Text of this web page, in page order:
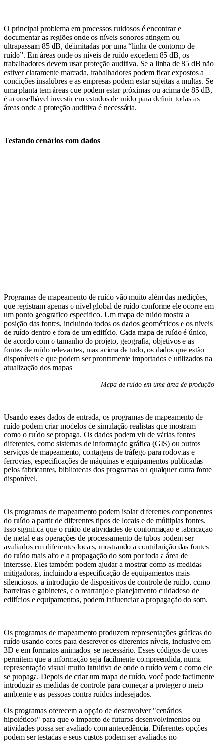
O principal problema em processos ruidosos é encontrar e
documentar as regiões onde os níveis sonoros atingem ou
ultrapassam 85 dB, delimitadas por uma “linha de contorno de
ruído”. Em áreas onde os níveis de ruído excedem 85 dB, os
trabalhadores devem usar proteção auditiva. Se a linha de 85 dB não
estiver claramente marcada, trabalhadores podem ficar expostos a
condições insalubres e as empresas podem estar sujeitas a multas. Se
uma planta tem áreas que podem estar próximas ou acima de 85 dB,
é aconselhável investir em estudos de ruído para definir todas as
áreas onde a proteção auditiva é necessária.
Testando cenários com dados
Programas de mapeamento de ruído vão muito além das medições,
que registram apenas o nível global de ruído conforme ele ocorre em
um ponto geográfico específico. Um mapa de ruído mostra a
posição das fontes, incluindo todos os dados geométricos e os níveis
de ruído dentro e fora de um edifício. Cada mapa de ruído é único,
de acordo com o tamanho do projeto, geografia, objetivos e as
fontes de ruído relevantes, mas acima de tudo, os dados que estão
disponíveis e que podem ser prontamente importados e utilizados na
atualização dos mapas.
Mapa de ruído em uma área de produção
Usando esses dados de entrada, os programas de mapeamento de
ruído podem criar modelos de simulação realistas que mostram
como o ruído se propaga. Os dados podem vir de várias fontes
diferentes, como sistemas de informação gráfica (GIS) ou outros
serviços de mapeamento, contagens de tráfego para rodovias e
ferrovias, especificações de máquinas e equipamentos publicadas
pelos fabricantes, bibliotecas dos programas ou qualquer outra fonte
disponível.
Os programas de mapeamento podem isolar diferentes componentes
do ruído a partir de diferentes tipos de locais e de múltiplas fontes.
Isso significa que o ruído de atividades de conformação e fabricação
de metal e as operações de processamento de tubos podem ser
avaliados em diferentes locais, mostrando a contribuição das fontes
do ruído mais alto e a propagação do som por toda a área de
interesse. Eles também podem ajudar a mostrar como as medidas
mitigadoras, incluindo a especificação de equipamentos mais
silenciosos, a introdução de dispositivos de controle de ruído, como
barreiras e gabinetes, e o rearranjo e planejamento cuidadoso de
edifícios e equipamentos, podem influenciar a propagação do som.
Os programas de mapeamento produzem representações gráficas do
ruído usando cores para descrever os diferentes níveis, inclusive em
3D e em formatos animados, se necessário. Esses códigos de cores
permitem que a informação seja facilmente compreendida, numa
representação visual muito intuitiva de onde o ruído vem e como ele
se propaga. Depois de criar um mapa de ruído, você pode facilmente
introduzir as medidas de controle para começar a proteger o meio
ambiente e as pessoas contra ruídos indesejados.
Os programas oferecem a opção de desenvolver "cenários
hipotéticos" para que o impacto de futuros desenvolvimentos ou
atividades possa ser avaliado com antecedência. Diferentes opções
podem ser testadas e seus custos podem ser avaliados no